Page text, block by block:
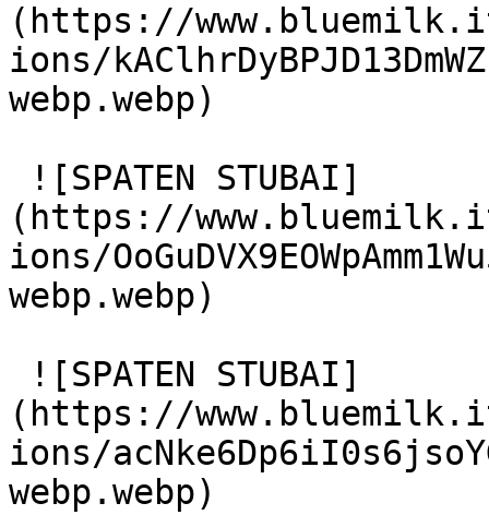
(https://
ions/
webp.webp)
(https://
ions/
webp.webp)
(https://
ions/
webp.webp)